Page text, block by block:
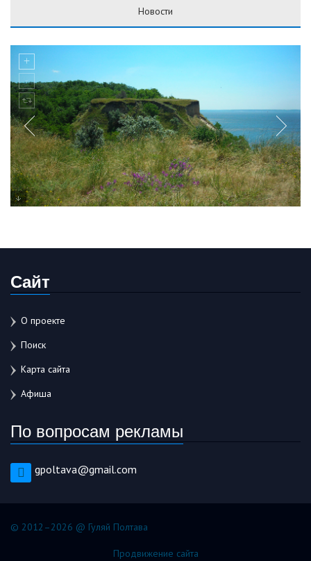
Новости
Сайт
О проекте
Поиск
Карта сайта
Афиша
По вопросам рекламы
gpoltava@gmail.com
© 2012–2026 @ Гуляй Полтава
Продвижение сайта